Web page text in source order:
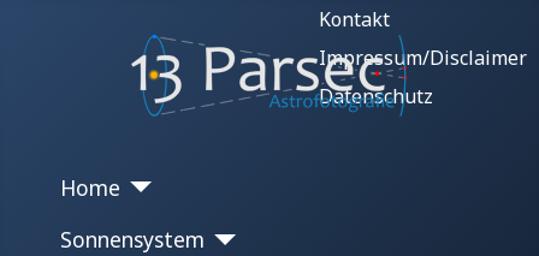
Kontakt
Impressum/Disclaimer
Datenschutz
Home
Sonnensystem